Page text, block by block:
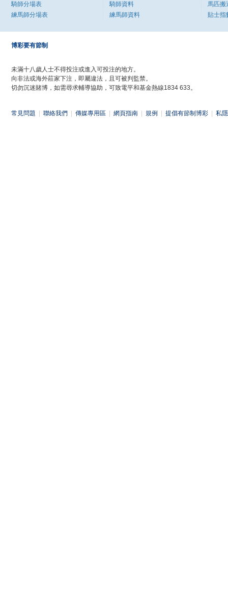
騎師分場表
練馬師分場表
騎師資料
練馬師資料
馬匹搬
貼士指
博彩要有節制
未滿十八歲人士不得投注或進入可投注的地方。
向非法或海外莊家下注，即屬違法，且可被判監禁。
切勿沉迷賭博，如需尋求輔導協助，可致電平和基金熱線1834 633。
常見問題 聯絡我們 傳媒專用區 網頁指南 規例 提倡有節制博彩 私